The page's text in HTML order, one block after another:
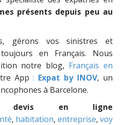
présents depuis peu au
gérons vos sinistres et
en Français. Nous
notre blog, Français en
App: Expat by INOV, un
à Barcelone.
devis en ligne
, habitation, entreprise,voy